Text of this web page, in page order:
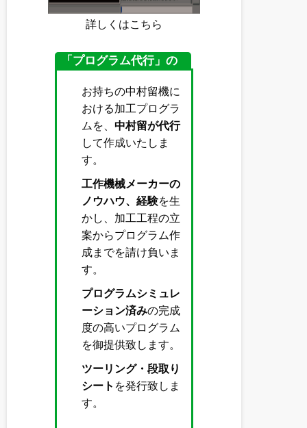
詳しくはこちら
「プログラム代行」の
お持ちの中村留機に
おける加工プログラ
ムを、 中村留が代行
して作成いたしま
す。
工作機械メーカーの
ノウハウ、経験を生
かし、加工工程の立
案からプログラム作
成までを請け負いま
す。
プログラムシミュレ
ーション済みの完成
度の高いプログラム
を御提供致します。
ツーリング・段取り
シート を発行致しま
す。